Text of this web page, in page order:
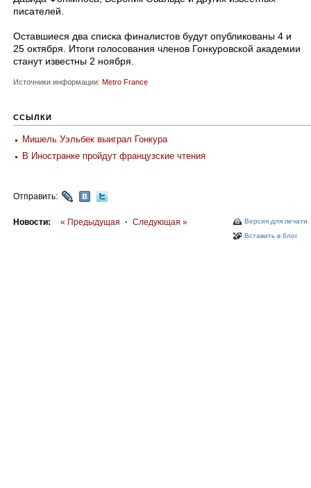
писателей.
Оставшиеся два списка финалистов будут опубликованы 4 и
25 октября. Итоги голосования членов Гонкуровской академии
станут известны 2 ноября.
Источники информации: Metro France
ССЫЛКИ
Мишель Уэльбек выиграл Гонкура
В Иностранке пройдут французские чтения
Отправить:
Версия для печати
Вставить в блог
Новости: « Предыдущая · Следующая »